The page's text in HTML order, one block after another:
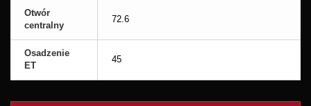
Otwór
centralny
72.6
Osadzenie
ET
45